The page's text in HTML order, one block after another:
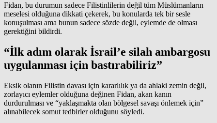
Fidan, bu durumun sadece Filistinlilerin değil tüm Müslümanların
meselesi olduğuna dikkati çekerek, bu konularda tek bir sesle
konuşulması ama bunun sadece sözde değil, eylemde de olması
gerektiğini bildirdi.
“İlk adım olarak İsrail’e silah ambargosu
uygulanması için bastırabiliriz”
Eksik olanın Filistin davası için kararlılık ya da ahlaki zemin değil,
zorlayıcı eylemler olduğuna değinen Fidan, akan kanın
durdurulması ve “yaklaşmakta olan bölgesel savaşı önlemek için”
alınabilecek somut tedbirler olduğunu söyledi.